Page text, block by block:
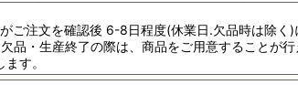
ご注文を確認後 6-8日程度(休業日.欠品時は除く)
品・生産終了の際は、商品をご用意することが
す。